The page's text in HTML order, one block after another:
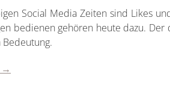
Social Media Zeiten sind Likes
bedienen gehören heute dazu.
→